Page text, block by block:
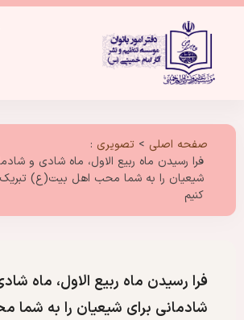
صفحه اصلی > تصویری :
فرا رسیدن ماه ربیع الاول، ماه شادی و
شیعیان را به شما محب اهل بیت(ع)
کنیم
فرا رسیدن ماه ربیع الاول، ماه
شادمانی برای شیعیان را به شما